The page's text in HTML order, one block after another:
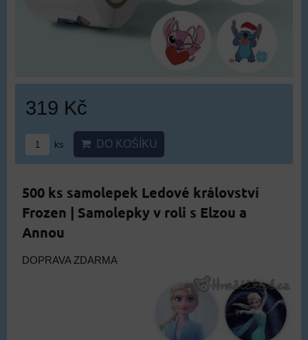
319 Kč
ks DO KOŠÍKU
500 ks samolepek Ledové království
Frozen | Samolepky v roli s Elzou a
Annou
DOPRAVA ZDARMA